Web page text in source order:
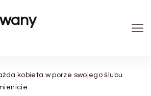
kobieta w porze swojego ślubu